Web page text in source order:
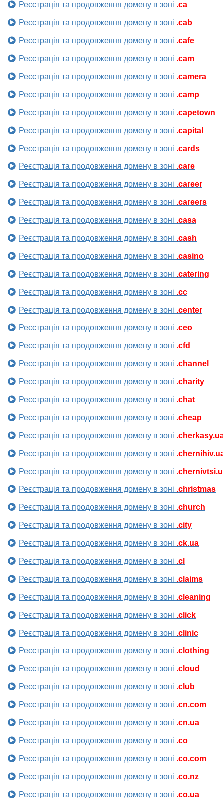
Реєстрація та продовження домену в зоні .ca
Реєстрація та продовження домену в зоні .cab
Реєстрація та продовження домену в зоні .cafe
Реєстрація та продовження домену в зоні .cam
Реєстрація та продовження домену в зоні .camera
Реєстрація та продовження домену в зоні .camp
Реєстрація та продовження домену в зоні .capetown
Реєстрація та продовження домену в зоні .capital
Реєстрація та продовження домену в зоні .cards
Реєстрація та продовження домену в зоні .care
Реєстрація та продовження домену в зоні .career
Реєстрація та продовження домену в зоні .careers
Реєстрація та продовження домену в зоні .casa
Реєстрація та продовження домену в зоні .cash
Реєстрація та продовження домену в зоні .casino
Реєстрація та продовження домену в зоні .catering
Реєстрація та продовження домену в зоні .cc
Реєстрація та продовження домену в зоні .center
Реєстрація та продовження домену в зоні .ceo
Реєстрація та продовження домену в зоні .cfd
Реєстрація та продовження домену в зоні .channel
Реєстрація та продовження домену в зоні .charity
Реєстрація та продовження домену в зоні .chat
Реєстрація та продовження домену в зоні .cheap
Реєстрація та продовження домену в зоні
Реєстрація та продовження домену в зоні
Реєстрація та продовження домену в зоні
Реєстрація та продовження домену в зоні .christmas
Реєстрація та продовження домену в зоні .church
Реєстрація та продовження домену в зоні .city
Реєстрація та продовження домену в зоні .ck.ua
Реєстрація та продовження домену в зоні .cl
Реєстрація та продовження домену в зоні .claims
Реєстрація та продовження домену в зоні .cleaning
Реєстрація та продовження домену в зоні .click
Реєстрація та продовження домену в зоні .clinic
Реєстрація та продовження домену в зоні .clothing
Реєстрація та продовження домену в зоні .cloud
Реєстрація та продовження домену в зоні .club
Реєстрація та продовження домену в зоні .cn.com
Реєстрація та продовження домену в зоні .cn.ua
Реєстрація та продовження домену в зоні .co
Реєстрація та продовження домену в зоні .co.com
Реєстрація та продовження домену в зоні .co.nz
Реєстрація та продовження домену в зоні .co.ua